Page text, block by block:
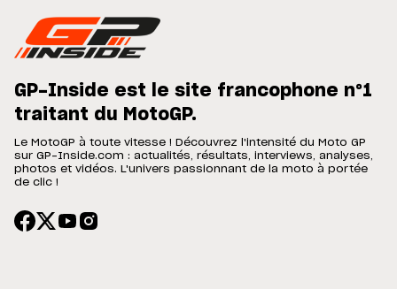
GP-Inside est le site francophone n°1
traitant du MotoGP.
Le MotoGP à toute vitesse ! Découvrez l'intensité du Moto GP
sur GP-Inside.com : actualités, résultats, interviews, analyses,
photos et vidéos. L'univers passionnant de la moto à portée
de clic !